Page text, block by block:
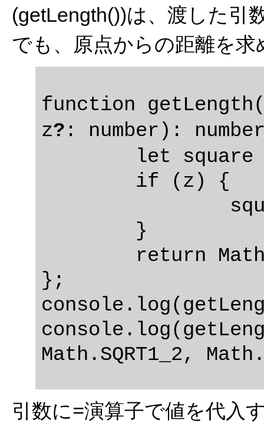
(getLength())は、渡した引
でも、原点からの距離を求
function
z? : number):
};
引数に=演算子で値を代入